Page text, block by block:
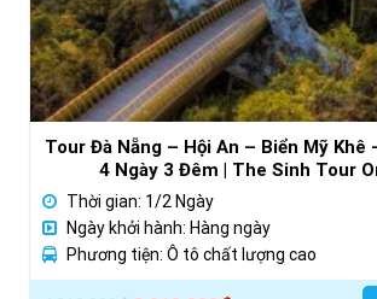
Tour Đà Nẵng – Hội An – Biển Mỹ Khê
4 Ngày 3 Đêm | The Sinh Tour
Thời gian: 1/2 Ngày
Ngày khởi hành: Hàng ngày
Phương tiện: Ô tô chất lượng cao